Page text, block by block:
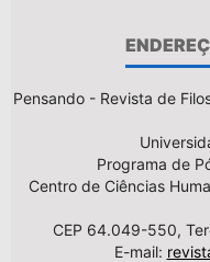
Pensando - Revista de
Programa de
Centro de Ciências
CEP 64.049-550,
E-mail: